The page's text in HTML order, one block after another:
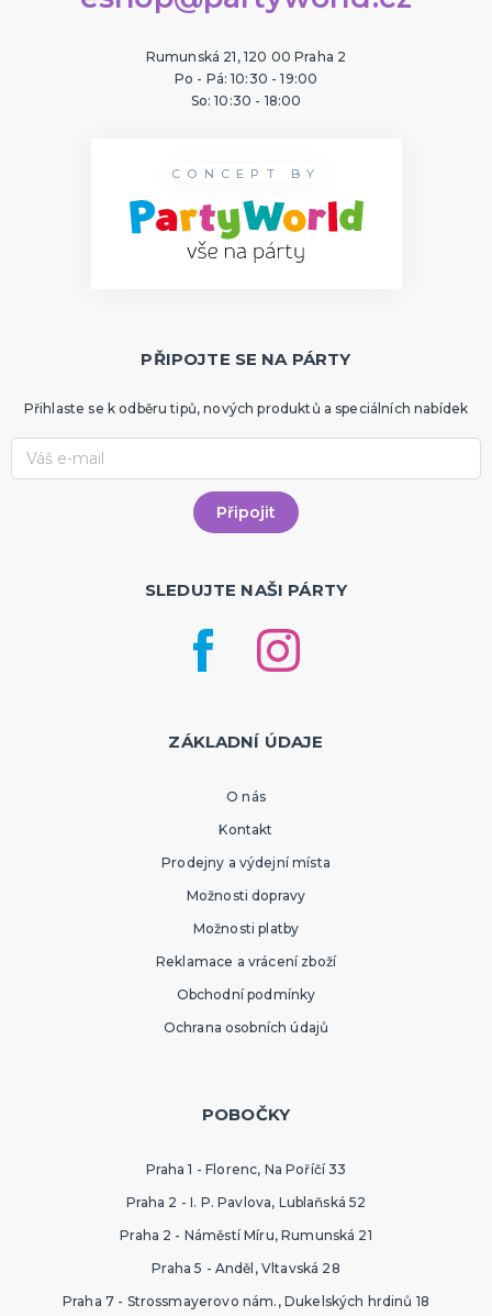
Rumunská 21, 120 00 Praha 2
Po - Pá: 10:30 - 19:00
So: 10:30 - 18:00
CONCEPT BY
PŘIPOJTE SE NA PÁRTY
Přihlaste se k odběru tipů, nových produktů a speciálních nabídek
SLEDUJTE NAŠI PÁRTY
ZÁKLADNÍ ÚDAJE
O nás
Kontakt
Prodejny a výdejní místa
Možnosti dopravy
Možnosti platby
Reklamace a vrácení zboží
Obchodní podmínky
Ochrana osobních údajů
POBOČKY
Praha 1 - Florenc, Na Poříčí 33
Praha 2 - I. P. Pavlova, Lublaňská 52
Praha 2 - Náměstí Míru, Rumunská 21
Praha 5 - Anděl, Vltavská 28
Praha 7 - Strossmayerovo nám., Dukelských hrdinů 18